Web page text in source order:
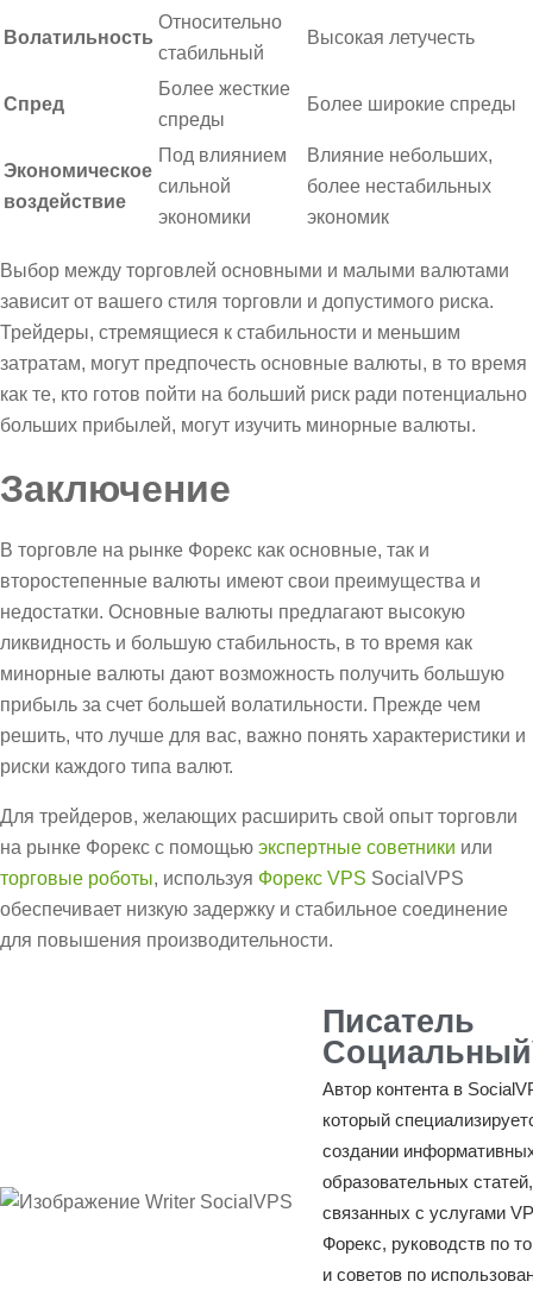
Волатильность
Относительно
стабильный
Высокая летучесть
Спред
Более жесткие
спреды
Более широкие спреды
Экономическое
воздействие
Под влиянием
сильной
экономики
Влияние небольших,
более нестабильных
экономик
Выбор между торговлей основными и малыми валютами
зависит от вашего стиля торговли и допустимого риска.
Трейдеры, стремящиеся к стабильности и меньшим
затратам, могут предпочесть основные валюты, в то время
как те, кто готов пойти на больший риск ради потенциально
больших прибылей, могут изучить минорные валюты.
Заключение
В торговле на рынке Форекс как основные, так и
второстепенные валюты имеют свои преимущества и
недостатки. Основные валюты предлагают высокую
ликвидность и большую стабильность, в то время как
минорные валюты дают возможность получить большую
прибыль за счет большей волатильности. Прежде чем
решить, что лучше для вас, важно понять характеристики и
риски каждого типа валют.
Для трейдеров, желающих расширить свой опыт торговли
на рынке Форекс с помощью экспертные советники или
торговые роботы, используя Форекс VPS SocialVPS
обеспечивает низкую задержку и стабильное соединение
для повышения производительности.
Писатель
Автор контента в
который
создании
образовательных статей,
связанных с услугами
Форекс, руководств по
и советов по